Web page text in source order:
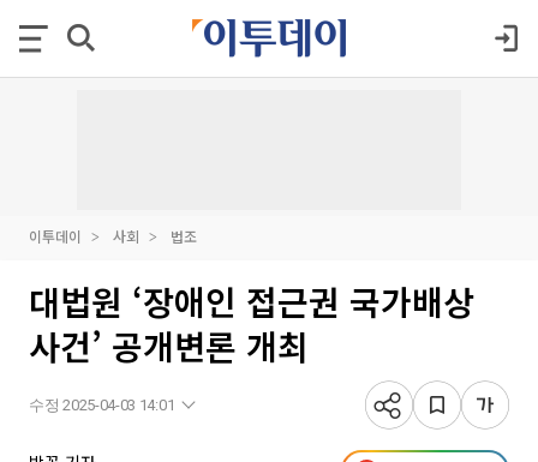
이투데이 사회 법조
대법원 ‘장애인 접근권 국가배상
사건’ 공개변론 개최
수정 2025-04-03 14:01